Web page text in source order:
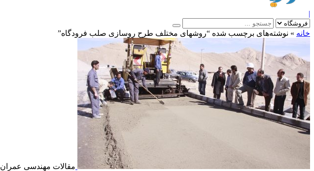
|
خانه » نوشته‌های برچسب شده “روشهای مختلف طرح روسازی صلب فرودگاه”
مقالات مهندسی عمران